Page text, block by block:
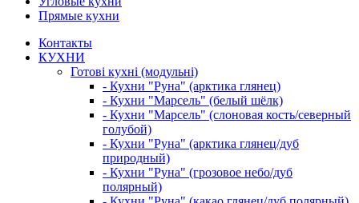
Прямые кухни
Контакты
КУХНИ
Готові кухні (модульні)
- Кухни "Руна" (арктика глянец)
- Кухни "Марсель" (белый шёлк)
- Кухни "Марсель" (слоновая кость/северный
голубой)
- Кухни "Руна" (арктика глянец/дуб
природный)
- Кухни "Руна" (грозовое небо/дуб
полярный)